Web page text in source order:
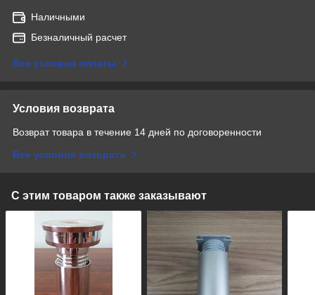
Наличными
Безналичный расчет
Все условия оплаты
Условия возврата
Возврат товара в течение 14 дней по договоренности
Все условия возврата
С этим товаром также заказывают